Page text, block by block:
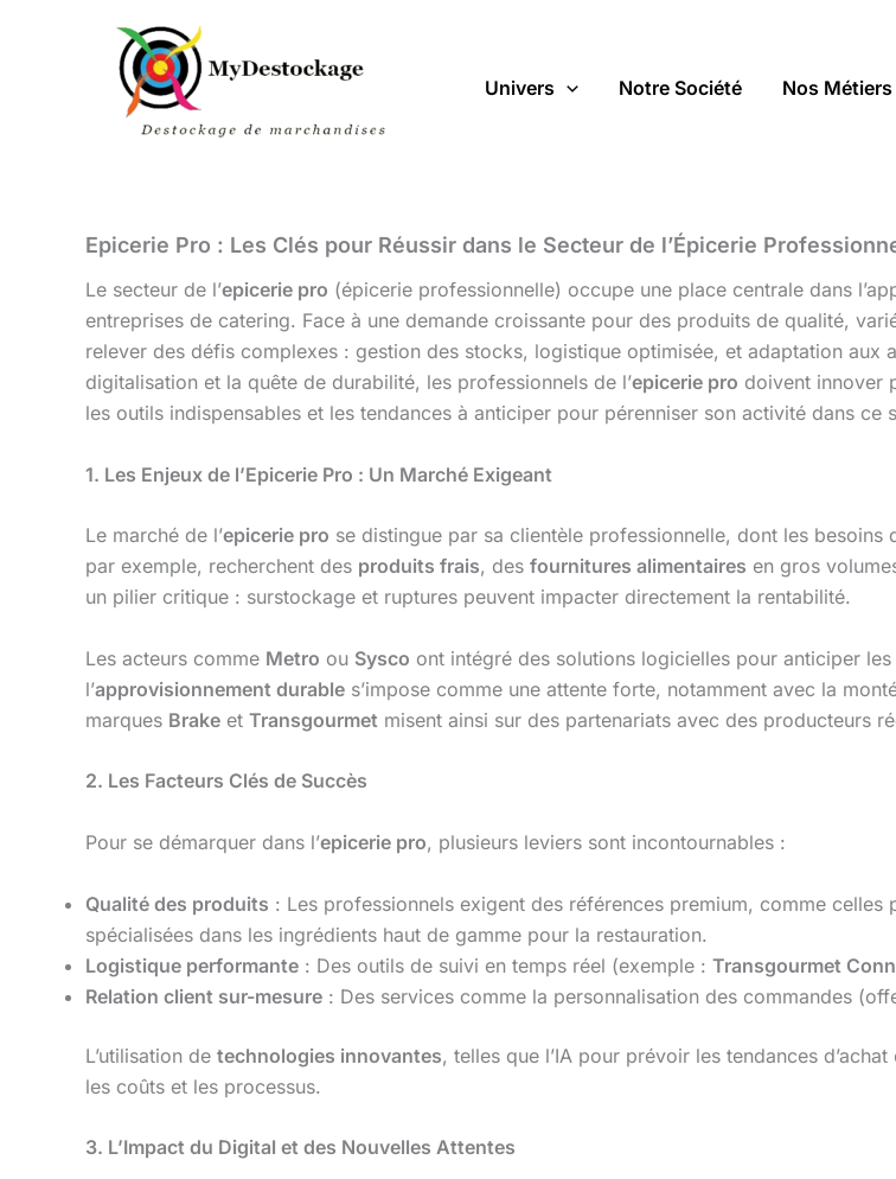
Univers Notre Société Nos Métiers
Epicerie Pro : Les Clés pour Réussir dans le Secteur de l’Épicerie
Le secteur de l’epicerie pro (épicerie professionnelle) occupe une place centrale dans
entreprises de catering. Face à une demande croissante pour des produits de qualité,
relever des défis complexes : gestion des stocks, logistique optimisée, et adaptation aux
digitalisation et la quête de durabilité, les professionnels de l’epicerie pro doivent innover
les outils indispensables et les tendances à anticiper pour pérenniser son activité dans ce
1. Les Enjeux de l’Epicerie Pro : Un Marché Exigeant
Le marché de l’epicerie pro se distingue par sa clientèle professionnelle, dont les
par exemple, recherchent des produits frais, des fournitures alimentaires en gros
un pilier critique : surstockage et ruptures peuvent impacter directement la rentabilité.
Les acteurs comme Metro ou Sysco ont intégré des solutions logicielles pour anticiper
l’approvisionnement durable s’impose comme une attente forte, notamment avec la
marques Brake et Transgourmet misent ainsi sur des partenariats avec des producteurs
2. Les Facteurs Clés de Succès
Pour se démarquer dans l’epicerie pro, plusieurs leviers sont incontournables :
Qualité des produits : Les professionnels exigent des références premium, comme celles
spécialisées dans les ingrédients haut de gamme pour la restauration.
Logistique performante : Des outils de suivi en temps réel (exemple : Transgourmet
Relation client sur-mesure : Des services comme la personnalisation des commandes
L’utilisation de technologies innovantes, telles que l’IA pour prévoir les tendances
les coûts et les processus.
3. L’Impact du Digital et des Nouvelles Attentes